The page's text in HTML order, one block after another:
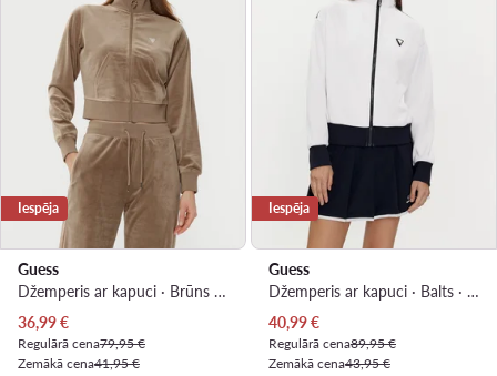
Iespēja
Guess
Džemperis ar kapuci · Brūns · Regular Fit
Pašreizējā cena
36,99€
Regulārā cena79,95 €
Zemākā cena41,95 €
Iespēja
Guess
Džemperis ar kapuci · Balts · Regular Fit
Pašreizējā cena
40,99€
Regulārā cena89,95 €
Zemākā cena43,95 €